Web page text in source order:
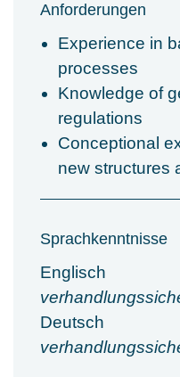
Anforderungen
Experience in
processes
Knowledge of
regulations
Conceptional
new structures
Sprachkenntnisse
Englisch
Deutsch